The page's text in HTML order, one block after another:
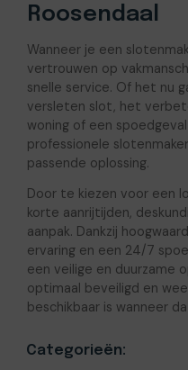
Roosendaal
Wanneer je een
vertrouwen op
snelle service. Of het nu
versleten slot, het
woning of een
professionele
passende oplossing.
Door te kiezen voor een
korte aanrijtijden,
aanpak. Dankzij
ervaring en een 24/7
een veilige en duurzame
optimaal beveiligd en
beschikbaar is wanneer
Categorieën: